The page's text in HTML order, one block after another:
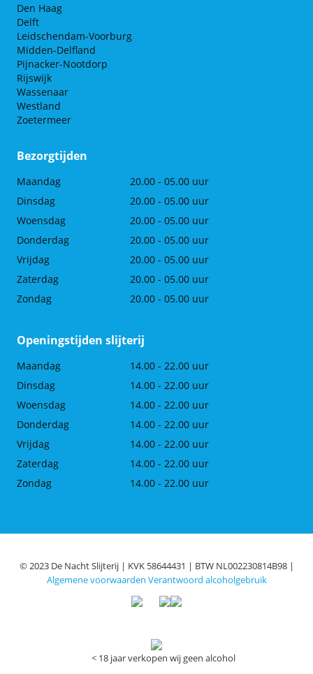
Den Haag
Delft
Leidschendam-Voorburg
Midden-Delfland
Pijnacker-Nootdorp
Rijswijk
Wassenaar
Westland
Zoetermeer
Bezorgtijden
Maandag
20.00 - 05.00 uur
Dinsdag
20.00 - 05.00 uur
Woensdag
20.00 - 05.00 uur
Donderdag
20.00 - 05.00 uur
Vrijdag
20.00 - 05.00 uur
Zaterdag
20.00 - 05.00 uur
Zondag
20.00 - 05.00 uur
Openingstijden slijterij
Maandag
14.00 - 22.00 uur
Dinsdag
14.00 - 22.00 uur
Woensdag
14.00 - 22.00 uur
Donderdag
14.00 - 22.00 uur
Vrijdag
14.00 - 22.00 uur
Zaterdag
14.00 - 22.00 uur
Zondag
14.00 - 22.00 uur
© 2023 De Nacht Slijterij | KVK 58644431 | BTW NL002230814B98 |
Algemene voorwaarden Verantwoord alcoholgebruik
< 18 jaar verkopen wij geen alcohol